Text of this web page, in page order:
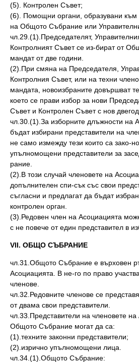
(5). Контролен Съвет;
(6). Помощни органи, образувани към
на Общото Събрание или
чл.29.(1).Председателят,
Контролният Съвет се из-бират от
мандат от две години.
(2).При смяна на Председателя,
Контролния Съвет, или на техни
мандата, новоизбраните довършват
което се прави избор за нови
Съвет и Контролен Съвет с нов
чл.30.(1).За изборните длъжности на
бъдат избирани представители на
не само измежду тези които са зако-
упълномощени представители за
рание.
(2).В този случай членовете на
допълнителен спи-сък със свои
съгласни и предлагат да бъдат
контролен орган.
(3).Редовен член на Асоциацията
с не повече от един представител в
VІІ. ОБЩО СЪБРАНИЕ
чл.31.Общото Събрание е върховен
Асоциацията. В не-го по право
членове.
чл.32.Редовните членове се
от двама свои представители.
чл.33.Представители на членовете
Общото Събрание могат да са:
(1).техните законни представители;
(2).изрично упълномощени лица.
чл.34.(1).Общото Събрание: